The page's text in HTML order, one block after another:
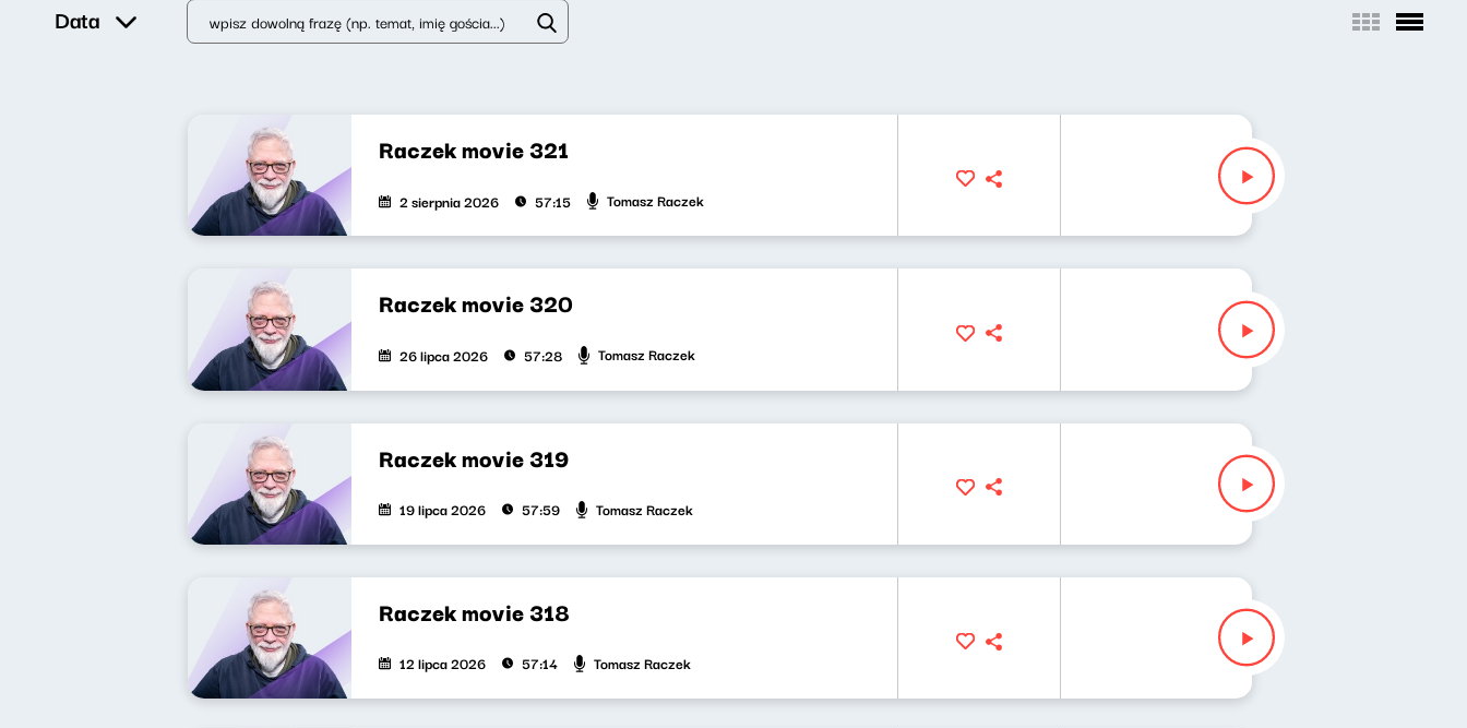
Data
Raczek movie 321
2 sierpnia 2026 57:15 Tomasz Raczek
Raczek movie 320
26 lipca 2026 57:28 Tomasz Raczek
Raczek movie 319
19 lipca 2026 57:59 Tomasz Raczek
Raczek movie 318
12 lipca 2026 57:14 Tomasz Raczek